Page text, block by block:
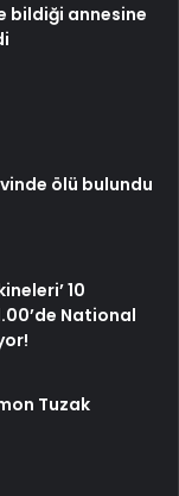
bildiği annesine
ölü bulundu
10
National
Tuzak